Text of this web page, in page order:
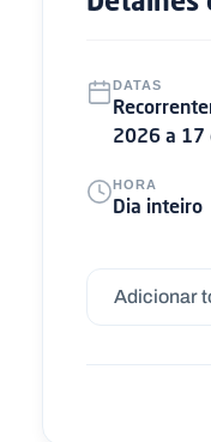
DATAS
2026 a 17
HORA
Dia inteiro
Adicionar